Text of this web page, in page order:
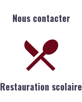
Nous contacter
Restauration scolaire